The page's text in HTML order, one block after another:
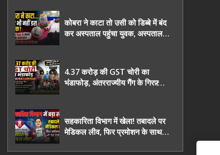
कोबरा ने काटा तो उसी को डिब्बे में बंद
कर अस्पताल पहुंचा युवक, अस्पताल में
4.37 करोड़ की GST चोरी का
भंडाफोड़, अंतरराज्यीय गैंग के गिरफ़्तार
सहकारिता विभाग में खेला! तबादले पर
मेडिकल लीव, फिर प्रमोशन के साथ